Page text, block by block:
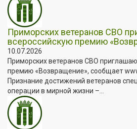
Приморских ветеранов СВО
всероссийскую премию
10.07.2026
Приморских ветеранов СВО
премию «Возвращение», сообщает
Признание достижений ветеранов
операции в мирной жизни –...